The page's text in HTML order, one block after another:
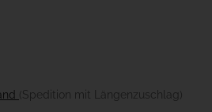
(Spedition mit Längenzuschlag)